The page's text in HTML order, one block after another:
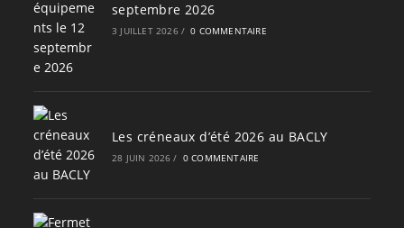
septembre 2026
3 JUILLET 2026 / 0 COMMENTAIRE
Les créneaux d’été 2026 au BACLY
28 JUIN 2026 / 0 COMMENTAIRE